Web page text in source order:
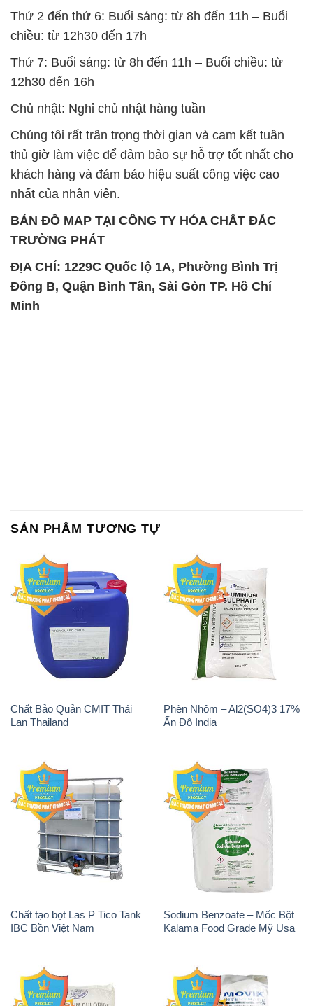
Thứ 2 đến thứ 6: Buổi sáng: từ 8h đến 11h – Buổi
chiều: từ 12h30 đến 17h
Thứ 7: Buổi sáng: từ 8h đến 11h – Buổi chiều: từ
12h30 đến 16h
Chủ nhật: Nghỉ chủ nhật hàng tuần
Chúng tôi rất trân trọng thời gian và cam kết tuân
thủ giờ làm việc để đảm bảo sự hỗ trợ tốt nhất cho
khách hàng và đảm bảo hiệu suất công việc cao
nhất của nhân viên.
BẢN ĐỒ MAP TẠI CÔNG TY HÓA CHẤT ĐẮC
TRƯỜNG PHÁT
ĐỊA CHỈ: 1229C Quốc lộ 1A, Phường Bình Trị
Đông B, Quận Bình Tân, Sài Gòn TP. Hồ Chí
Minh
SẢN PHẨM TƯƠNG TỰ
Chất Bảo Quản CMIT Thái
Lan Thailand
Phèn Nhôm – Al2(SO4)3 17%
Ấn Độ India
Chất tạo bọt Las P Tico Tank
IBC Bồn Việt Nam
Sodium Benzoate – Mốc Bột
Kalama Food Grade Mỹ Usa